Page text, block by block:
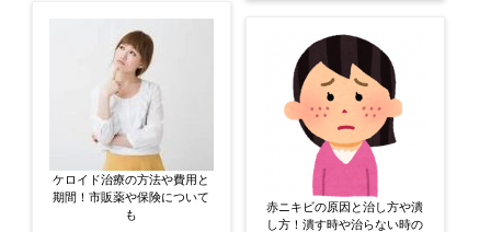
ケロイド治療の方法や費用と
期間！市販薬や保険について
も
赤ニキビの原因と治し方や潰
し方！潰す時や治らない時の